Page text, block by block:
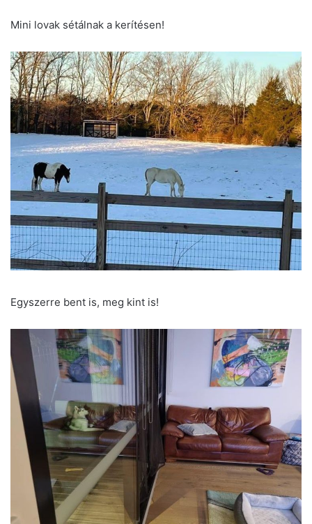
Mini lovak sétálnak a kerítésen!
Egyszerre bent is, meg kint is!